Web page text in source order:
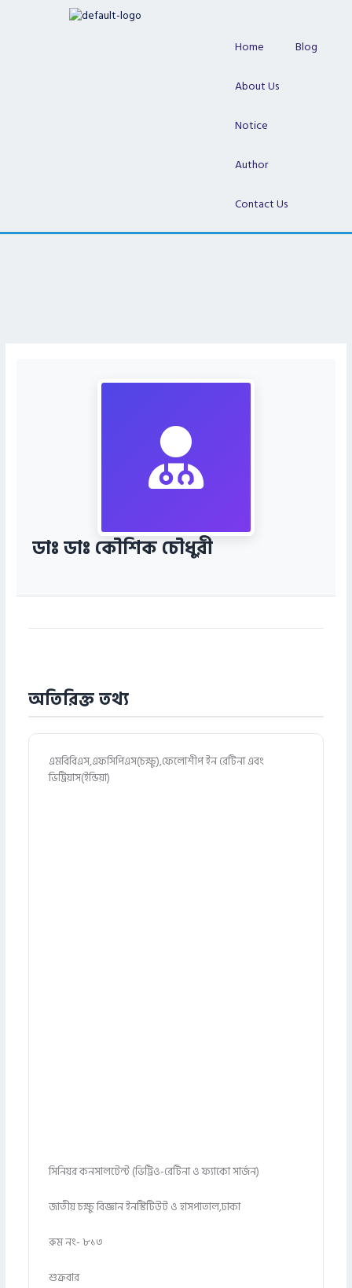
Home Blog
About Us
Notice
Author
Contact Us
ডাঃ ডাঃ কৌশিক চৌধুরী
অতিরিক্ত তথ্য
এমবিবিএস,এফসিপিএস(চক্ষু),ফেলোশীপ ইন রেটিনা এবং
ভিট্রিয়াস(ইন্ডিয়া)
সিনিয়র কনসালটেন্ট (ভিট্রিও-রেটিনা ও ফ্যাকো সার্জন)
জাতীয় চক্ষু বিজ্ঞান ইনস্টিটিউট ও হাসপাতাল,ঢাকা
রুম নং- ৮১৩
শুক্রবার